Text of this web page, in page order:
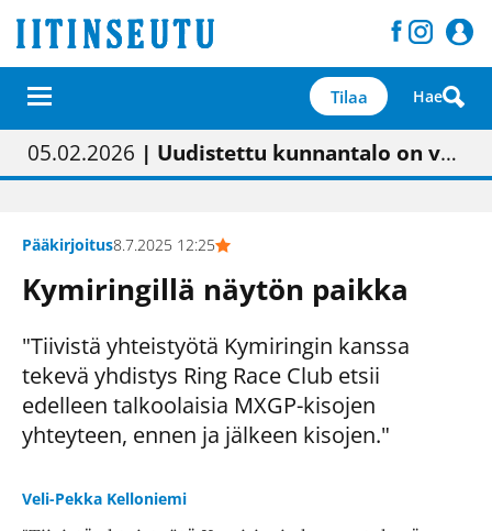
Tilaa Hae
01.02.2026 | Painon vaihtumisen pitäisi näkyä hieman parempana painojäljen laatuna lehdessä
05.02.2026 | Uudistettu kunnantalo on valoisa
23.04.2026 | “Olemme käynnistämässä uudelleen keskustavisiotyön”
09.05.2026| "Maalla on totuttu elämään omavaraisemmin kuin kaupungissa"
Pääkirjoitus8.7.2025 12:25
Kymiringillä näytön paikka
"Tiivistä yhteistyötä Kymiringin kanssa
tekevä yhdistys Ring Race Club etsii
edelleen talkoolaisia MXGP-kisojen
yhteyteen, ennen ja jälkeen kisojen."
Veli-Pekka Kelloniemi